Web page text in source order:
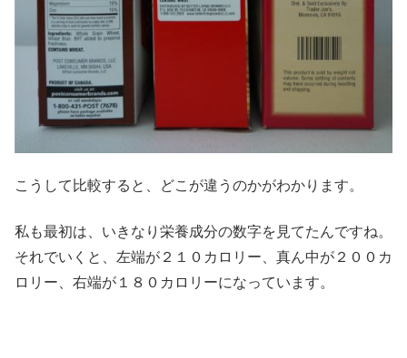
こうして比較すると、どこが違うのかがわかります。
私も最初は、いきなり栄養成分の数字を見てたんですね。
それでいくと、左端が２１０カロリー、真ん中が２００カ
ロリー、右端が１８０カロリーになっています。